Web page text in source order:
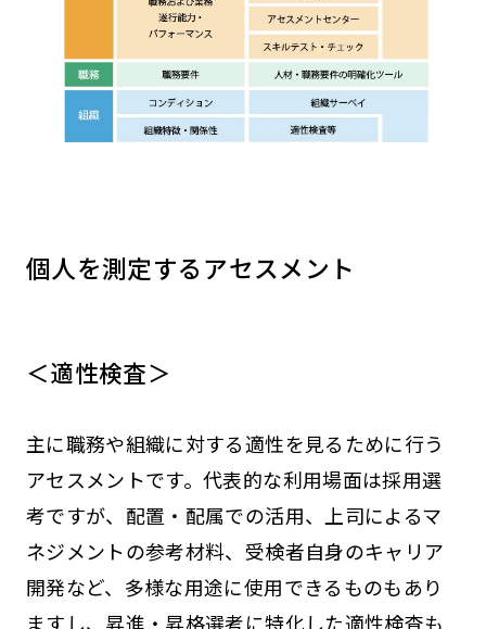
個人を測定するアセスメント
＜適性検査＞
主に職務や組織に対する適性を見るために行う
アセスメントです。代表的な利用場面は採用選
考ですが、配置・配属での活用、上司によるマ
ネジメントの参考材料、受検者自身のキャリア
開発など、多様な用途に使用できるものもあり
ますし、昇進・昇格選考に特化した適性検査も